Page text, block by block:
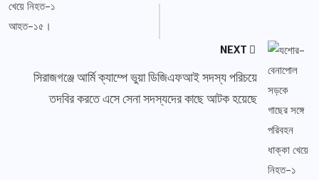
NEXT
সিরাজগঞ্জে আর্মি ক্যাম্পে ভুয়া ডিজিএফআই সদস্য পরিচয়ে
তদবির করতে এসে সেনা সদস্যদের কাছে আটক হয়েছে